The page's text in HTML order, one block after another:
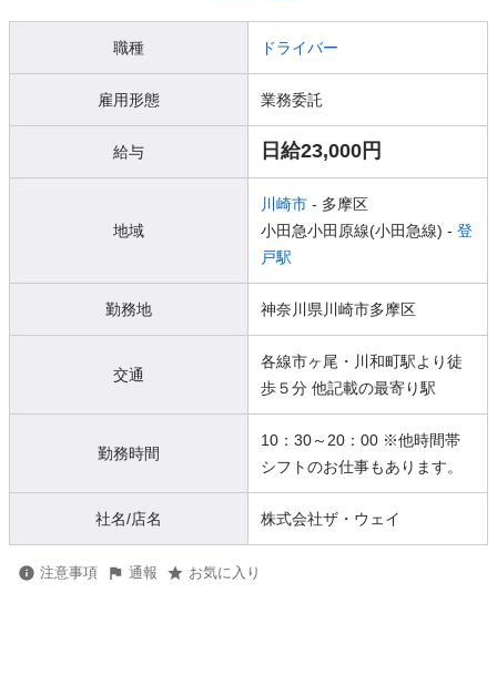
職種 ドライバー
雇用形態 業務委託
給与 日給23,000円
地域
川崎市 - 多摩区
小田急小田原線(小田急線) - 登
戸駅
勤務地 神奈川県川崎市多摩区
交通
各線市ヶ尾・川和町駅より徒
歩５分 他記載の最寄り駅
勤務時間
10：30～20：00 ※他時間帯
シフトのお仕事もあります。
社名/店名 株式会社ザ・ウェイ
注意事項 通報 お気に入り